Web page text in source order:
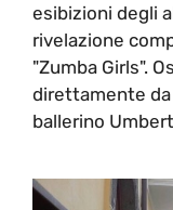
esibizioni degli
rivelazione
"Zumba Girls".
direttamente da
ballerino